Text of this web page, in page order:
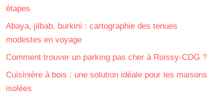
étapes
Abaya, jilbab, burkini : cartographie des tenues
modestes en voyage
Comment trouver un parking pas cher à Roissy-CDG ?
Cuisinière à bois : une solution idéale pour les maisons
isolées